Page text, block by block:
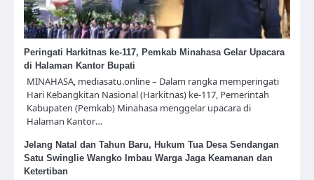
Peringati Harkitnas ke-117, Pemkab Minahasa Gelar Upacara
di Halaman Kantor Bupati
MINAHASA, mediasatu.online – Dalam rangka memperingati
Hari Kebangkitan Nasional (Harkitnas) ke-117, Pemerintah
Kabupaten (Pemkab) Minahasa menggelar upacara di
Halaman Kantor…
Jelang Natal dan Tahun Baru, Hukum Tua Desa Sendangan
Satu Swinglie Wangko Imbau Warga Jaga Keamanan dan
Ketertiban